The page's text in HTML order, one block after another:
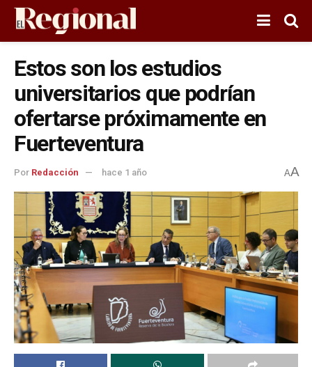
Estos son los estudios
universitarios que podrían
ofertarse próximamente en
Fuerteventura
Por Redacción hace 1 año AA